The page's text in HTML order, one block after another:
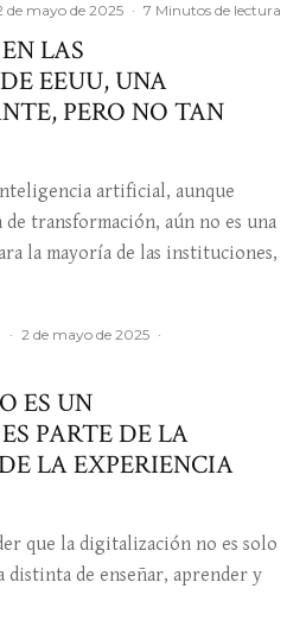
de mayo de 2025 · 7 Minutos de lectura
LAS
EEUU, UNA
PERO NO TAN
inteligencia artificial, aunque
de transformación, aún no es una
la mayoría de las instituciones,
· 2 de mayo de 2025 ·
ES UN
PARTE DE LA
LA EXPERIENCIA
que la digitalización no es solo
distinta de enseñar, aprender y